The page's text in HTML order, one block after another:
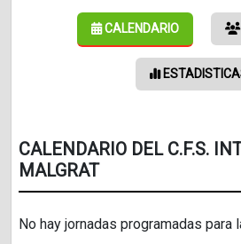
CALENDARIO
CALENDARIO DEL C.F.S.
MALGRAT
No hay jornadas programadas para